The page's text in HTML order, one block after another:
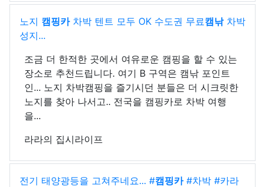
노지 캠핑카차박 텐트 모두 OK 수도권 무료캠낚차박
성지...
조금 더 한적한 곳에서 여유로운 캠핑을 할 수 있는
장소로 추천드립니다. 여기 B 구역은 캠낚 포인트
인... 노지 차박캠핑을 즐기시던 분들은 더 시크릿한
노지를 찾아 나서고.. 전국을 캠핑카로 차박 여행
을...
라라의 집시라이프
전기 태양광등을 고쳐주네요... #캠핑카#차박 #카라